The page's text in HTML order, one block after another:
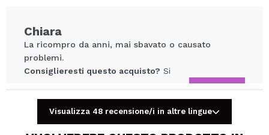
INVIA
Chiara
La ricompro da anni, mai sbavato o causato
problemi.
Consiglieresti questo acquisto? Si
|Hace 7 años Utile Rispondi
Visualizza 48 recensione/i in altre lingue